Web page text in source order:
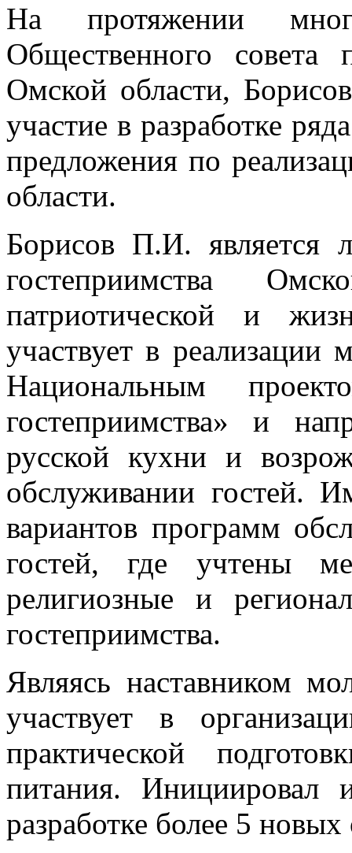
На протяжении
Общественного совета
Омской области,
участие в разработке
предложения по
области.
Борисов П.И. является
гостеприимства
патриотической и
участвует в реализации
Национальным
гостеприимства» и
русской кухни и
обслуживании гостей.
вариантов программ
гостей, где учтены
религиозные и
гостеприимства.
Являясь наставником
участвует в
практической
питания. Инициировал
разработке более 5